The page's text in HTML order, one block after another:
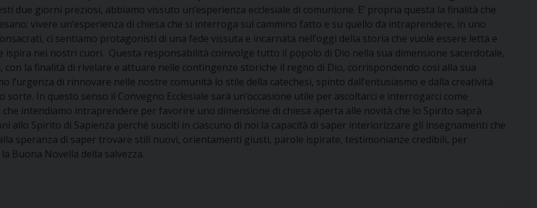
due giorni preziosi, abbiamo vissuto un’esperienza ecclesiale di comunione. E’ propria questa la finalità che
vivere un’esperienza di chiesa che si interroga sul cammino fatto e su quello da intraprendere, in uno
ci sentiamo protagonisti di una fede vissuta e incarnata nell’oggi della storia che vuole essere letta e
nei nostri cuori. Questa responsabilità coinvolge tutto il popolo di Dio nella sua dimensione sacerdotale,
la finalità di rivelare e attuare nelle contingenze storiche il regno di Dio, corrispondendo così alla sua
l’urgenza di rinnovare nelle nostre comunità lo stile della catechesi, spinto dall’entusiasmo e dalla creatività
In questo senso il Convegno Ecclesiale sarà un’occasione utile per ascoltarci e interrogarci come
intendiamo intraprendere per favorire uno dimensione di chiesa aperta alle novità che lo Spirito saprà
allo Spirito di Sapienza perché susciti in ciascuno di noi la capacità di saper interiorizzare gli insegnamenti che
speranza di saper trovare stili nuovi, orientamenti giusti, parole ispirate, testimonianze credibili, per
Buona Novella della salvezza.